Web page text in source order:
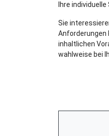
Ihre
Sie
Anforderungen
inhaltlichen
wahlweise bei